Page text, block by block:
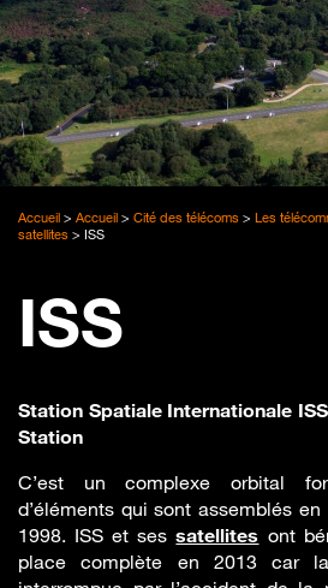
Accueil > Accueil > Cité des télécoms > Les
satellites > ISS
ISS
Station Spatiale Internationale
Station
C’est un complexe orbital
d’éléments qui sont assemblés
1998. ISS et sessatellites ont
place complète en 2013 car